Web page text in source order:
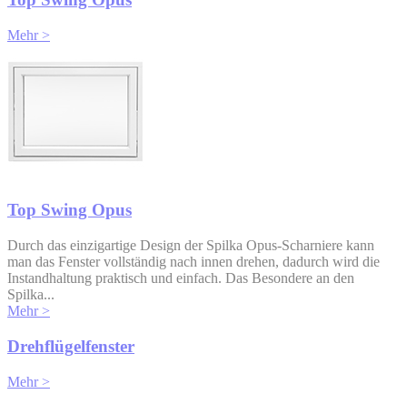
Mehr >
Top Swing Opus
Durch das einzigartige Design der Spilka Opus-Scharniere kann
man das Fenster vollständig nach innen drehen, dadurch wird die
Instandhaltung praktisch und einfach. Das Besondere an den
Spilka...
Mehr >
Drehflügelfenster
Mehr >